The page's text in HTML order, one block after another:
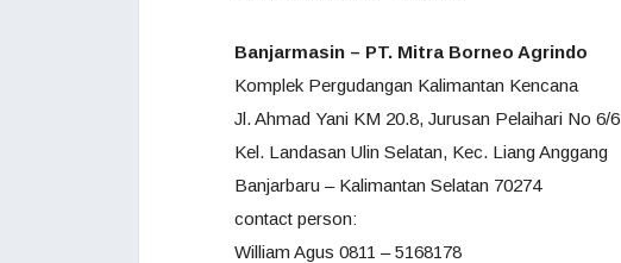
Banjarmasin – PT. Mitra Borneo Agrindo
Komplek Pergudangan Kalimantan Kencana
Jl. Ahmad Yani KM 20.8, Jurusan Pelaihari No 6/6
Kel. Landasan Ulin Selatan, Kec. Liang Anggang
Banjarbaru – Kalimantan Selatan 70274
contact person:
William Agus 0811 – 5168178